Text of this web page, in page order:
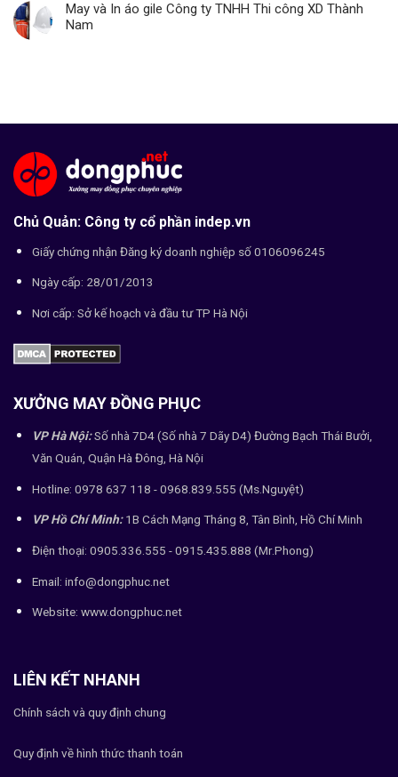
May và In áo gile Công ty TNHH Thi công XD Thành
Nam
Chủ Quản: Công ty cổ phần indep.vn
Giấy chứng nhận Đăng ký doanh nghiệp số 0106096245
Ngày cấp: 28/01/2013
Nơi cấp: Sở kế hoạch và đầu tư TP Hà Nội
XƯỞNG MAY ĐỒNG PHỤC
VP Hà Nội:Số nhà 7D4 (Số nhà 7 Dãy D4) Đường Bạch Thái Bưởi,
Văn Quán, Quận Hà Đông, Hà Nội
Hotline: 0978 637 118 - 0968.839.555 (Ms.Nguyệt)
VP Hồ Chí Minh:1B Cách Mạng Tháng 8, Tân Bình, Hồ Chí Minh
Điện thoại: 0905.336.555 - 0915.435.888 (Mr.Phong)
Email: info@dongphuc.net
Website: www.dongphuc.net
LIÊN KẾT NHANH
Chính sách và quy định chung
Quy định về hình thức thanh toán